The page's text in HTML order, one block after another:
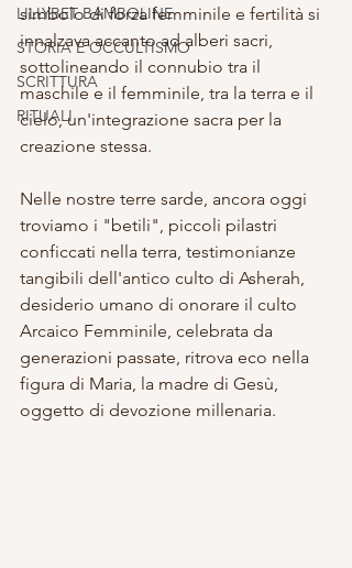
LILLYBET BAMBOLINE
STORIA E OCCULTISMO
SCRITTURA
RITUALI
simbolo di forza femminile e fertilità si
innalzava accanto ad alberi sacri,
sottolineando il connubio tra il
maschile e il femminile, tra la terra e il
cielo, un'integrazione sacra per la
creazione stessa.
Nelle nostre terre sarde, ancora oggi
troviamo i "betili", piccoli pilastri
conficcati nella terra, testimonianze
tangibili dell'antico culto di Asherah,
desiderio umano di onorare il culto
Arcaico Femminile, celebrata da
generazioni passate, ritrova eco nella
figura di Maria, la madre di Gesù,
oggetto di devozione millenaria.